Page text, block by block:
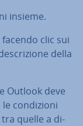
insieme.
clic sui
della
Outlook deve
le con­di­zio­ni
tra quelle a di­